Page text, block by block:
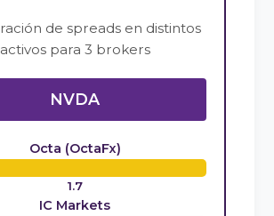
de spreads en distintos
activos para 3 brokers
NVDA
Octa (OctaFx)
1.7
IC Markets